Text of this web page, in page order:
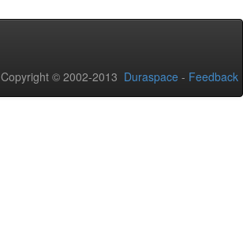
Copyright © 2002-2013 Duraspace - Feedback